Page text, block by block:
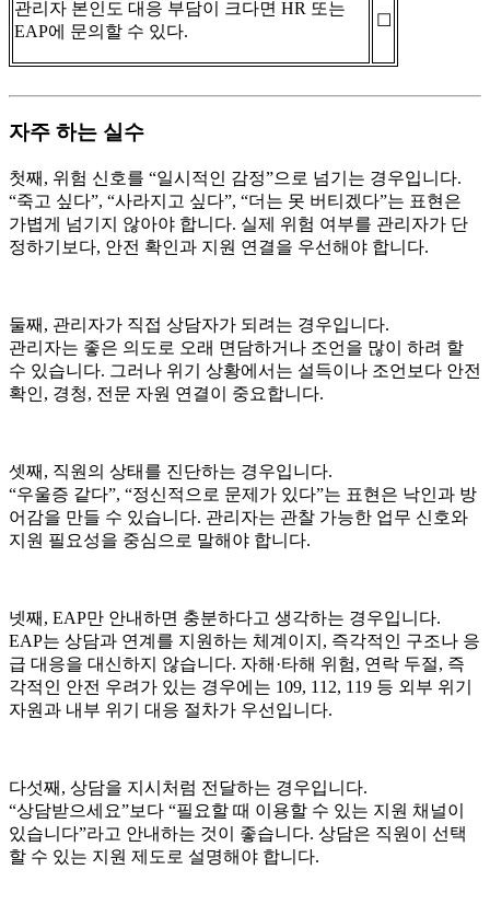
관리자 본인도 대응 부담이 크다면 HR 또는
EAP에 문의할 수 있다.
☐
자주 하는 실수
첫째, 위험 신호를 “일시적인 감정”으로 넘기는 경우입니다.
“죽고 싶다”, “사라지고 싶다”, “더는 못 버티겠다”는 표현은
가볍게 넘기지 않아야 합니다. 실제 위험 여부를 관리자가 단
정하기보다, 안전 확인과 지원 연결을 우선해야 합니다.
둘째, 관리자가 직접 상담자가 되려는 경우입니다.
관리자는 좋은 의도로 오래 면담하거나 조언을 많이 하려 할
수 있습니다. 그러나 위기 상황에서는 설득이나 조언보다 안전
확인, 경청, 전문 자원 연결이 중요합니다.
셋째, 직원의 상태를 진단하는 경우입니다.
“우울증 같다”, “정신적으로 문제가 있다”는 표현은 낙인과 방
어감을 만들 수 있습니다. 관리자는 관찰 가능한 업무 신호와
지원 필요성을 중심으로 말해야 합니다.
넷째, EAP만 안내하면 충분하다고 생각하는 경우입니다.
EAP는 상담과 연계를 지원하는 체계이지, 즉각적인 구조나 응
급 대응을 대신하지 않습니다. 자해·타해 위험, 연락 두절, 즉
각적인 안전 우려가 있는 경우에는 109, 112, 119 등 외부 위기
자원과 내부 위기 대응 절차가 우선입니다.
다섯째, 상담을 지시처럼 전달하는 경우입니다.
“상담받으세요”보다 “필요할 때 이용할 수 있는 지원 채널이
있습니다”라고 안내하는 것이 좋습니다. 상담은 직원이 선택
할 수 있는 지원 제도로 설명해야 합니다.